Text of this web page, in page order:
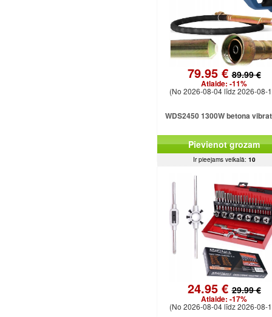
79.95 €89.99 €
Atlaide: -11%
(No 2026-08-04 līdz 2026-08-
WDS2450 1300W betona
Pievienot grozam
Ir pieejams veikalā: 10
24.95 €29.99 €
Atlaide: -17%
(No 2026-08-04 līdz 2026-08-